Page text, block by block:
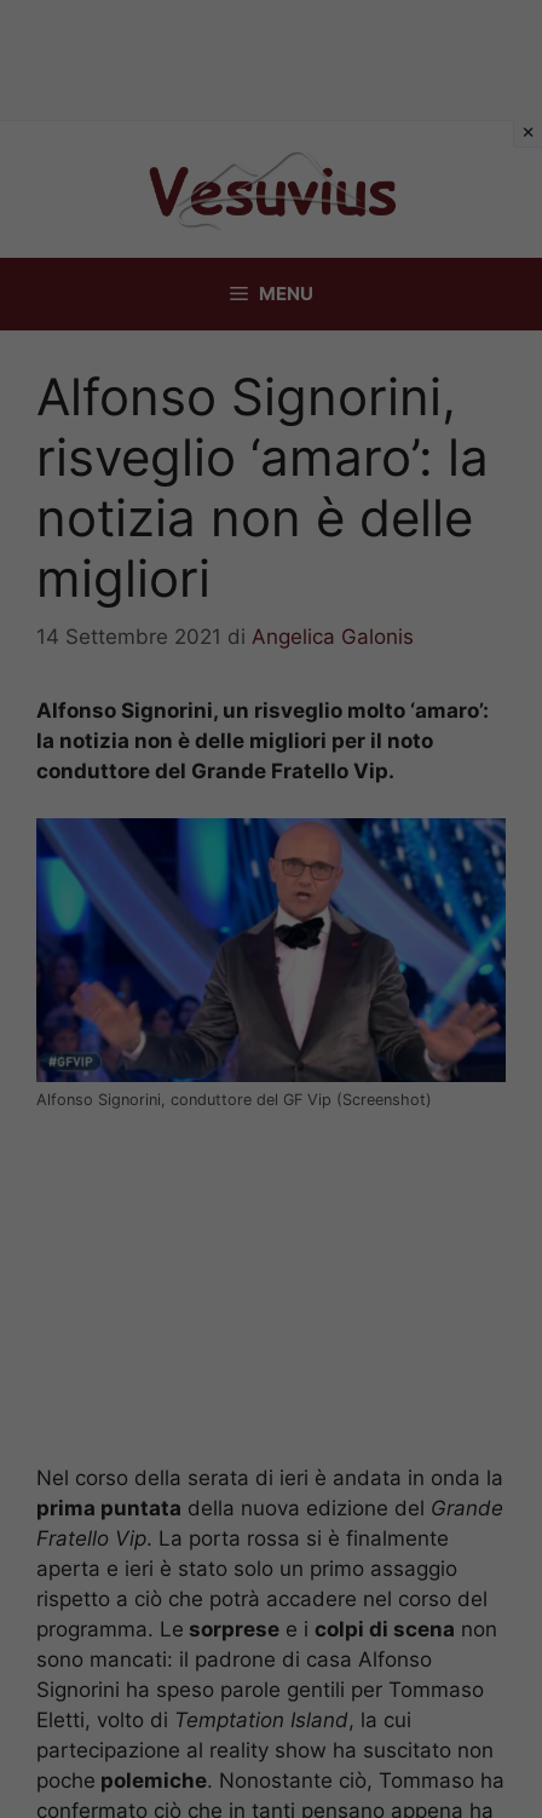
MENU
Alfonso Signorini,
risveglio ‘amaro’: la
notizia non è delle
migliori
14 Settembre 2021 di Angelica Galonis
Alfonso Signorini, un risveglio molto ‘amaro’:
la notizia non è delle migliori per il noto
conduttore del Grande Fratello Vip.
Alfonso Signorini, conduttore del GF Vip (Screenshot)
Nel corso della serata di ieri è andata in onda la
prima puntata della nuova edizione del Grande
Fratello Vip. La porta rossa si è finalmente
aperta e ieri è stato solo un primo assaggio
rispetto a ciò che potrà accadere nel corso del
programma. Le sorprese e i colpi di scena non
sono mancati: il padrone di casa Alfonso
Signorini ha speso parole gentili per Tommaso
Eletti, volto di Temptation Island, la cui
partecipazione al reality show ha suscitato non
poche polemiche. Nonostante ciò, Tommaso ha
confermato ciò che in tanti pensano appena ha